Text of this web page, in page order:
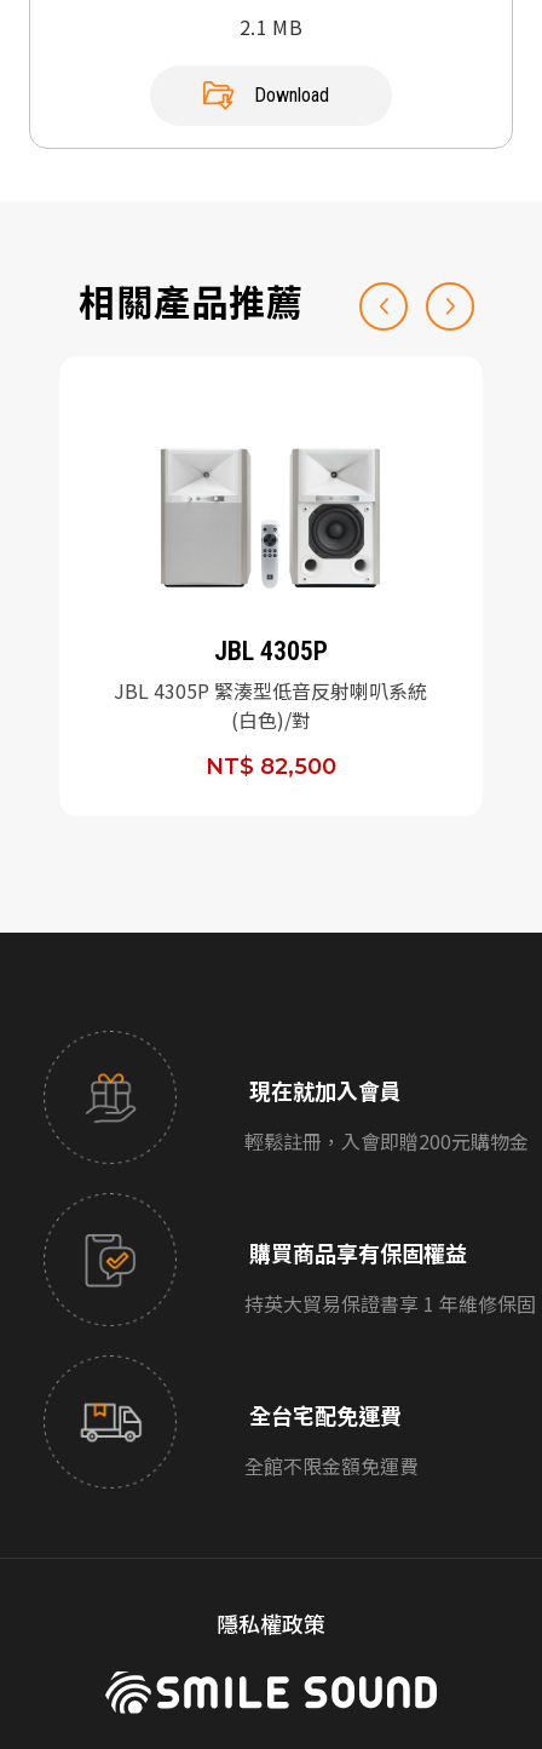
2.1 MB
Download
相關產品推薦
JBL 4305P
JBL 4305P 緊湊型低音反射喇叭系統
(白色)/對
NT$ 82,500
現在就加入會員
輕鬆註冊，入會即贈200元購物金
購買商品享有保固權益
持英大貿易保證書享 1 年維修保固
全台宅配免運費
全館不限金額免運費
隱私權政策